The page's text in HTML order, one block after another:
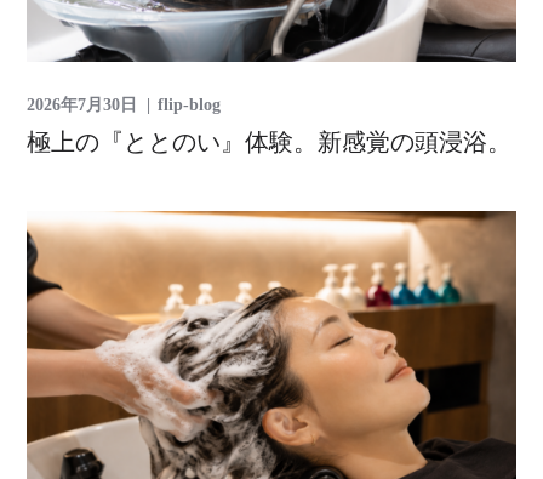
2026年7月30日 flip-blog
極上の『ととのい』体験。新感覚の頭浸浴。